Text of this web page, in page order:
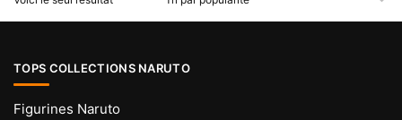
TOPS COLLECTIONS NARUTO
Figurines Naruto